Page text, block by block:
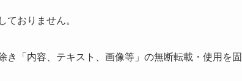
おりません。
「内容、テキスト、画像等」の無断転載・使用を固